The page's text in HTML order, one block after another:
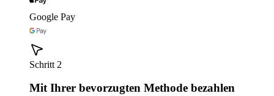
Google Pay
Schritt 2
Mit Ihrer bevorzugten Methode bezahlen